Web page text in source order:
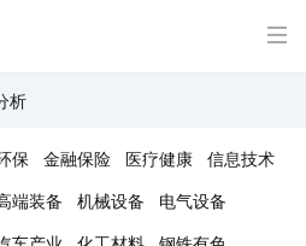
析
保 金融保险 医疗健康 信息技术
端装备 机械设备
电气设备